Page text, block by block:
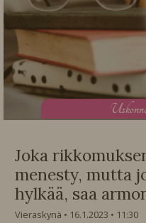
U
Joka
menesty, mutta
hylkää, saa
Vieraskynä 16.1.2023
11:30